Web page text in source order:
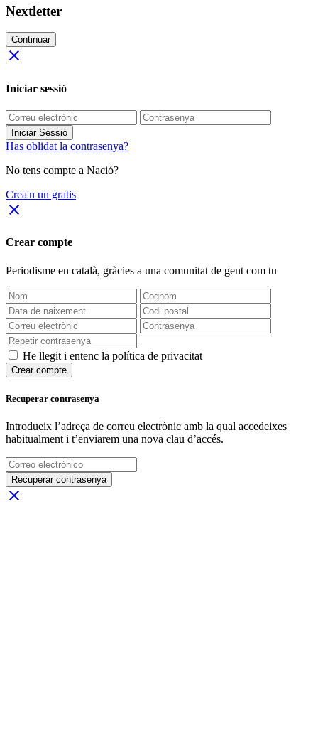
Nextletter
Continuar
close
Iniciar sessió
Iniciar Sessió
Has oblidat la contrasenya?
No tens compte a Nació?
Crea'n un gratis
close
Crear compte
Periodisme en català, gràcies a una comunitat de gent com tu
He llegit i entenc la política de privacitat
Crear compte
Recuperar contrasenya
Introdueix l’adreça de correu electrònic amb la qual accedeixes
habitualment i t’enviarem una nova clau d’accés.
Recuperar contrasenya
close